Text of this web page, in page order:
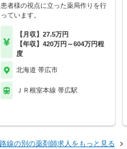
患者様の視点に立った薬局作りを行
っています。
【月収】27.5万円
【年収】420万円～604万円程
度
北海道 帯広市
ＪＲ根室本線 帯広駅
線の別の薬剤師求人をもっと見る